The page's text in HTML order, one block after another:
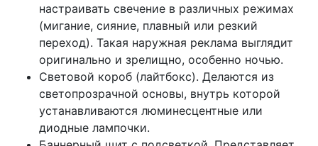
настраивать свечение в различных режимах
(мигание, сияние, плавный или резкий
переход). Такая наружная реклама выглядит
оригинально и зрелищно, особенно ночью.
Световой короб (лайтбокс). Делаются из
светопрозрачной основы, внутрь которой
устанавливаются люминесцентные или
диодные лампочки.